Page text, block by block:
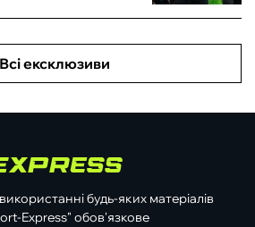
Всі ексклюзиви
будь-яких матеріалів
Express" обов'язкове